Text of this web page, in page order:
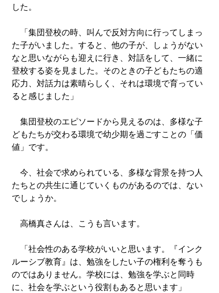
した。
「集団登校の時、叫んで反対方向に行ってしまっ
た子がいました。すると、他の子が、しょうがない
なと思いながらも迎えに行き、対話をして、一緒に
登校する姿を見ました。そのときの子どもたちの適
応力、対話力は素晴らしく、それは環境で育ってい
ると感じました」
集団登校のエピソードから見えるのは、多様な子
どもたちが交わる環境で幼少期を過ごすことの「価
値」です。
今、社会で求められている、多様な背景を持つ人
たちとの共生に通じていくものがあるのでは、ない
でしょうか。
高橋真さんは、こうも言います。
「社会性のある学校がいいと思います。『インク
ルーシブ教育』は、勉強をしたい子の権利を奪うも
のではありません。学校には、勉強を学ぶと同時
に、社会を学ぶという役割もあると思います」